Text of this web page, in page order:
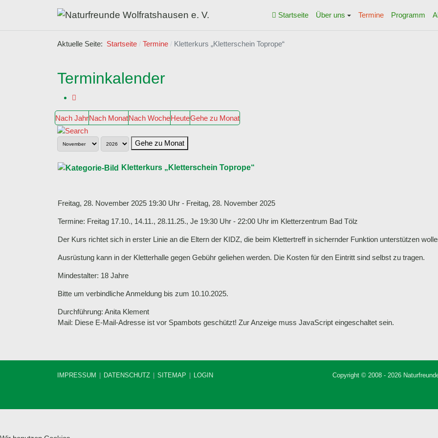
Startseite Über uns Termine Programm
Aktuelle Seite: Startseite Termine Kletterkurs „Kletterschein Toprope“
Terminkalender
Nach JahrNach MonatNach WocheHeuteGehe zu Monat
Gehe zu Monat
Kletterkurs „Kletterschein Toprope“
Freitag, 28. November 2025 19:30 Uhr - Freitag, 28. November 2025
Termine: Freitag 17.10., 14.11., 28.11.25., Je 19:30 Uhr - 22:00 Uhr im Kletterzentrum Bad Tölz
Der Kurs richtet sich in erster Linie an die Eltern der KIDZ, die beim Klettertreff in sichernder Funktion unterstützen
Ausrüstung kann in der Kletterhalle gegen Gebühr geliehen werden. Die Kosten für den Eintritt sind selbst zu tragen.
Mindestalter: 18 Jahre
Bitte um verbindliche Anmeldung bis zum 10.10.2025.
Durchführung: Anita Klement
Mail: Diese E-Mail-Adresse ist vor Spambots geschützt! Zur Anzeige muss JavaScript eingeschaltet sein.
IMPRESSUM DATENSCHUTZ SITEMAP LOGIN Copyright © 2008 - 2026